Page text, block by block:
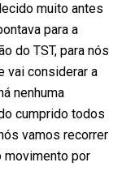
muito antes
para a
do TST, para nós
vai considerar a
nenhuma
cumprido todos
vamos recorrer
movimento por